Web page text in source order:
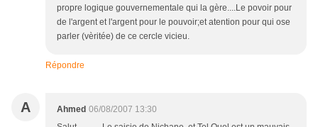
propre logique gouvernementale qui la gère....Le povoir pour
de l'argent et l'argent pour le pouvoir;et atention pour qui ose
parler (vèritée) de ce cercle vicieu.
Répondre
A Ahmed 06/08/2007 13:30